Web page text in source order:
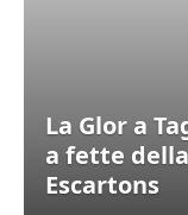
La Glor a
a fette
Escartons